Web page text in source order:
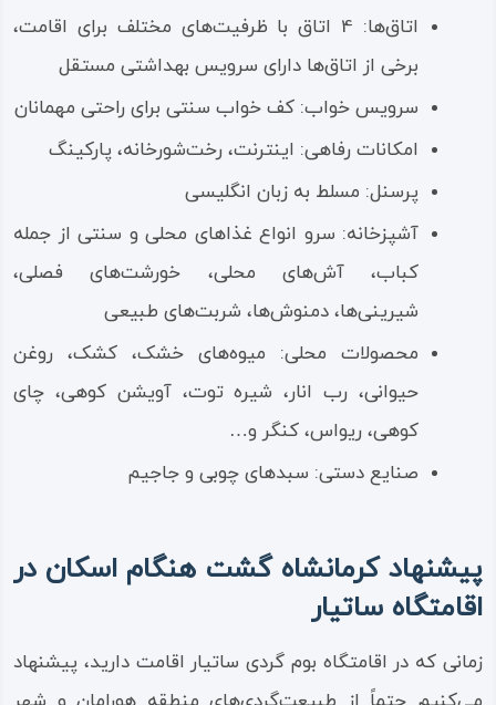
اتاق‌ها: 4 اتاق با ظرفیت‌های مختلف برای اقامت،
برخی از اتاق‌ها دارای سرویس بهداشتی مستقل
سرویس خواب: کف خواب سنتی برای راحتی مهمانان
امکانات رفاهی: اینترنت، رخت‌شورخانه، پارکینگ
پرسنل: مسلط به زبان انگلیسی
آشپزخانه: سرو انواع غذاهای محلی و سنتی از جمله
کباب، آش‌های محلی، خورشت‌های فصلی،
شیرینی‌ها، دمنوش‌ها، شربت‌های طبیعی
محصولات محلی: میوه‌های خشک، کشک، روغن
حیوانی، رب انار، شیره توت، آویشن کوهی، چای
کوهی، ریواس، کنگر و…
صنایع دستی: سبدهای چوبی و جاجیم
پیشنهاد کرمانشاه گشت هنگام اسکان در
اقامتگاه ساتیار
زمانی که در اقامتگاه بوم گردی ساتیار اقامت دارید، پیشنهاد